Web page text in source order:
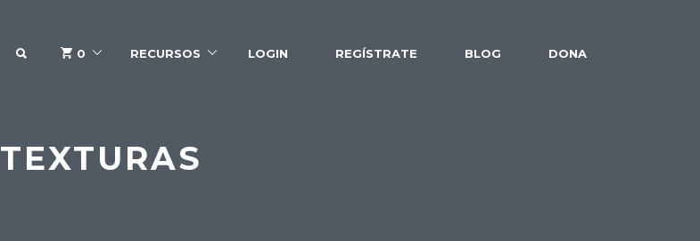
SEARCH0 RECURSOS LOGIN REGÍSTRATE BLOG DONA
TEXTURAS